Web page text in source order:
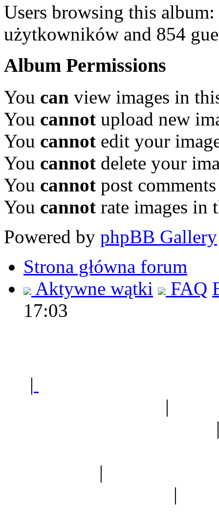
Users browsing this
użytkowników and 854
Album Permissions
You can view images in
You cannot upload new
You cannot edit your
You cannot delete your
You cannot post
You cannot rate images in
Powered by phpBB Gallery
Strona główna forum
Aktywne wątki
FAQ
17:03
|
|
|
|